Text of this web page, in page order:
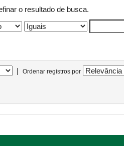
o resultado de busca.
| Ordenar registros por